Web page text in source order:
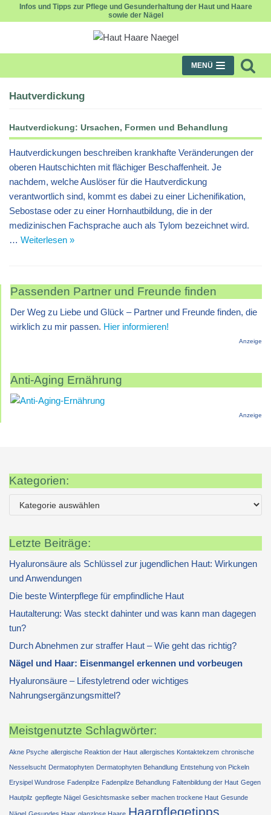
Infos und Tipps zur Pflege und Gesunderhaltung der Haut und Haare
sowie der Nägel
MENÜ
Hautverdickung
Hautverdickung: Ursachen, Formen und Behandlung
Hautverdickungen beschreiben krankhafte Veränderungen der
oberen Hautschichten mit flächiger Beschaffenheit. Je
nachdem, welche Auslöser für die Hautverdickung
verantwortlich sind, kommt es dabei zu einer Lichenifikation,
Sebostase oder zu einer Hornhautbildung, die in der
medizinischen Fachsprache auch als Tylom bezeichnet wird.
… Weiterlesen »
Passenden Partner und Freunde finden
Der Weg zu Liebe und Glück – Partner und Freunde finden, die
wirklich zu mir passen. Hier informieren!
Anzeige
Anti-Aging Ernährung
Anzeige
Kategorien:
Letzte Beiträge:
Hyaluronsäure als Schlüssel zur jugendlichen Haut: Wirkungen
und Anwendungen
Die beste Winterpflege für empfindliche Haut
Hautalterung: Was steckt dahinter und was kann man dagegen
tun?
Durch Abnehmen zur straffer Haut – Wie geht das richtig?
Nägel und Haar: Eisenmangel erkennen und vorbeugen
Hyaluronsäure – Lifestyletrend oder wichtiges
Nahrungsergänzungsmittel?
Meistgenutzte Schlagwörter:
Akne Psyche allergische Reaktion der Haut allergisches Kontaktekzem chronische
Nesselsucht Dermatophyten Dermatophyten Behandlung Entstehung von Pickeln
Erysipel Wundrose Fadenpilze Fadenpilze Behandlung Faltenbildung der Haut Gegen
Hautpilz gepflegte Nägel Gesichtsmaske selber machen trockene Haut Gesunde
Haarpflegetipps